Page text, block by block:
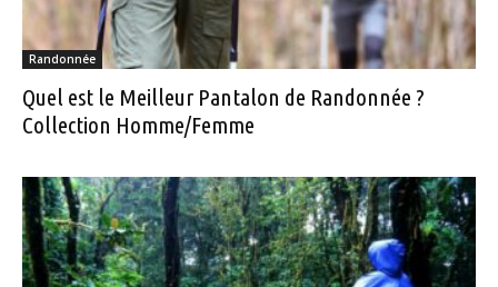
Randonnée
Quel est le Meilleur Pantalon de Randonnée ?
Collection Homme/Femme